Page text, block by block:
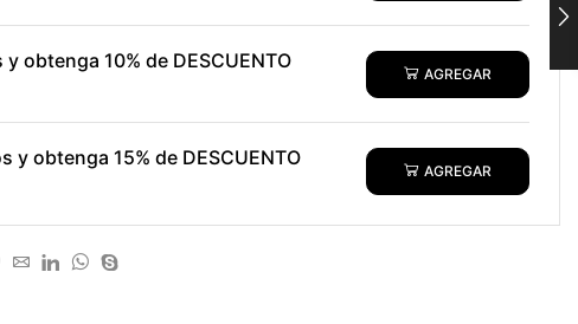
obtenga 10% de DESCUENTO
AGREGAR
y obtenga 15% de DESCUENTO
AGREGAR